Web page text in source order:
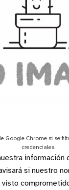
Google Chrome si se
credenciales.
información
si nuestro
visto